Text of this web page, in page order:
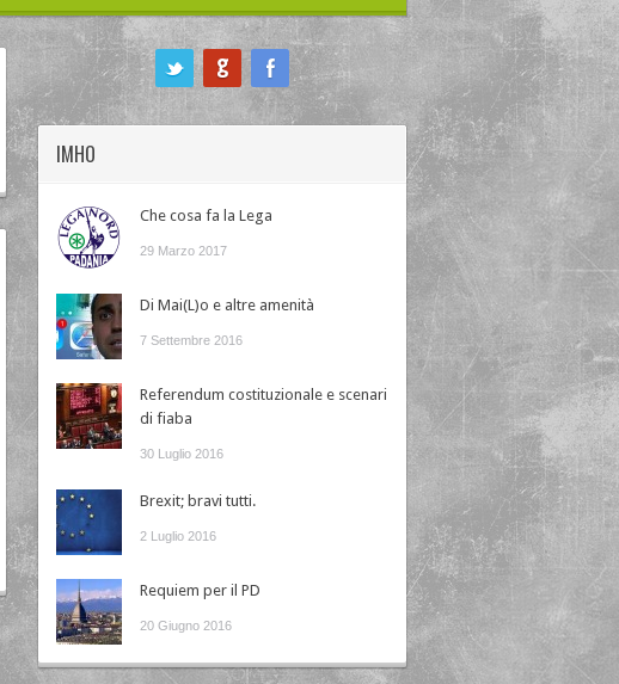
IMHO
Che cosa fa la Lega
29 Marzo 2017
Di Mai(L)o e altre amenità
7 Settembre 2016
Referendum costituzionale e scenari
di fiaba
30 Luglio 2016
Brexit; bravi tutti.
2 Luglio 2016
Requiem per il PD
20 Giugno 2016